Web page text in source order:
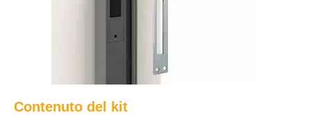
Contenuto del kit